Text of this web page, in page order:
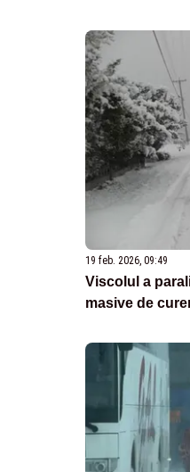
19 feb. 2026, 09:49
Viscolul a
masive de